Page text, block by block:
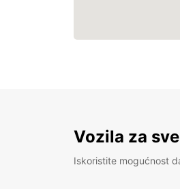
Vozila za
Iskoristite mogućnost